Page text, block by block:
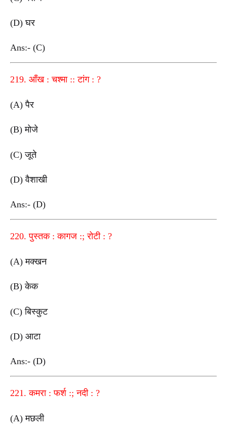
(D) घर
Ans:- (C)
219. आँख : चश्मा :: टांग : ?
(A) पैर
(B) मोजे
(C) जूते
(D) वैशाखी
Ans:- (D)
220. पुस्तक : कागज :; रोटी : ?
(A) मक्खन
(B) केक
(C) बिस्कुट
(D) आटा
Ans:- (D)
221. कमरा : फर्श :; नदी : ?
(A) मछली